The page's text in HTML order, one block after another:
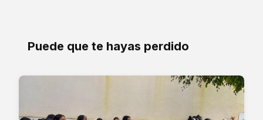
Puede que te hayas perdido